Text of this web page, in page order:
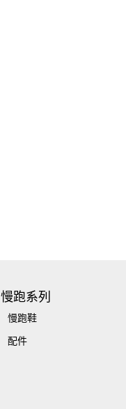
慢跑系列
慢跑鞋
配件